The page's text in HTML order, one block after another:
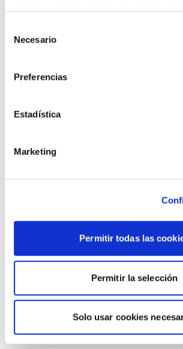
Necesario
Preferencias
Estadística
Marketing
Permitir todas las
Permitir la selección
Solo usar cookies